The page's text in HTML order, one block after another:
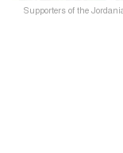
Supporters of the